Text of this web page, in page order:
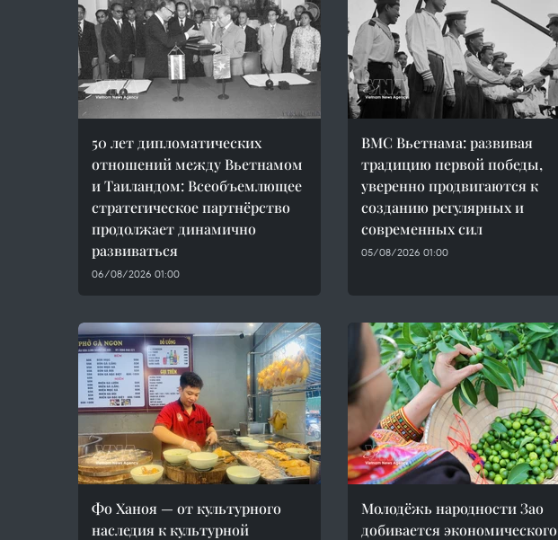
50 лет дипломатических
отношений между Вьетнамом
и Таиландом: Всеобъемлющее
стратегическое партнёрство
продолжает динамично
развиваться
06/08/2026 01:00
ВМС Вьетнама: развивая
традицию первой победы,
уверенно продвигаются к
созданию регулярных и
современных сил
05/08/2026 01:00
Фо Ханоя — от культурного
наследия к культурной
Молодёжь народности Зао
добивается экономического